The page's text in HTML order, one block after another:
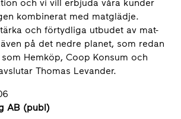
och vi vill erbjuda våra kunder
kombinerat med matglädje.
och förtydliga utbudet av mat-
på det nedre planet, som redan
Hemköp, Coop Konsum och
Thomas Levander.
AB (publ)